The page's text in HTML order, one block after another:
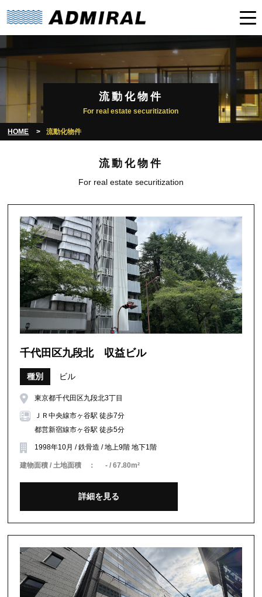
流動化物件
For real estate securitization
HOME 流動化物件
流動化物件
For real estate securitization
千代田区九段北 収益ビル
種別 ビル
東京都千代田区九段北3丁目
ＪＲ中央線市ヶ谷駅 徒歩7分
都営新宿線市ヶ谷駅 徒歩5分
1998年10月 / 鉄骨造 / 地上9階 地下1階
建物面積 / 土地面積 ： - / 67.80m²
詳細を見る